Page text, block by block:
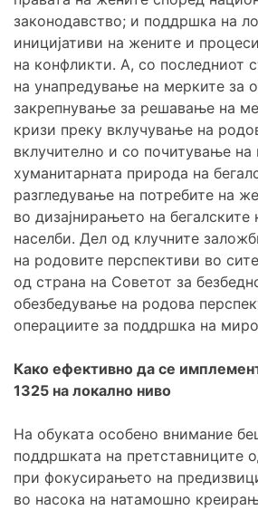
законодавство; и поддршка на
иницијативи на жените и
на конфликти. А, со последниот
на унапредување на мерките за
закрепнување за решавање на
кризи преку вклучување на
вклучително и со почитување на
хуманитарната природа на
разгледување на потребите на
во дизајнирањето на бегалските
населби. Дел од клучните
на родовите перспективи во
од страна на Советот за
обезбедување на родова
операциите за поддршка на
Како ефективно да се
1325 на локално ниво
На обуката особено внимание
поддршката на претставниците
при фокусирањето на
во насока на натамошно